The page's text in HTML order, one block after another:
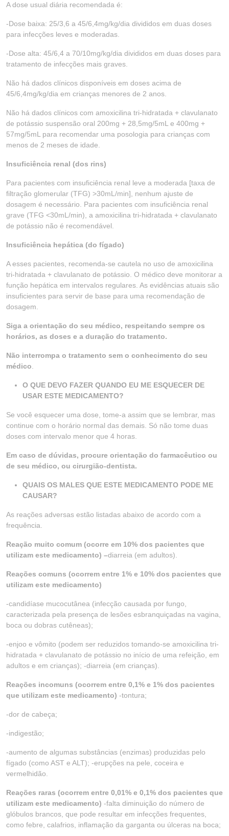
A dose usual diária recomendada é:
-Dose baixa: 25/3,6 a 45/6,4mg/kg/dia divididos em duas doses
para infecções leves e moderadas.
-Dose alta: 45/6,4 a 70/10mg/kg/dia divididos em duas doses para
tratamento de infecções mais graves.
Não há dados clínicos disponíveis em doses acima de
45/6,4mg/kg/dia em crianças menores de 2 anos.
Não há dados clínicos com amoxicilina tri-hidratada + clavulanato
de potássio suspensão oral 200mg + 28,5mg/5mL e 400mg +
57mg/5mL para recomendar uma posologia para crianças com
menos de 2 meses de idade.
Insuficiência renal (dos rins)
Para pacientes com insuficiência renal leve a moderada [taxa de
filtração glomerular (TFG) >30mL/min], nenhum ajuste de
dosagem é necessário. Para pacientes com insuficiência renal
grave (TFG <30mL/min), a amoxicilina tri-hidratada + clavulanato
de potássio não é recomendável.
Insuficiência hepática (do fígado)
A esses pacientes, recomenda-se cautela no uso de amoxicilina
tri-hidratada + clavulanato de potássio. O médico deve monitorar a
função hepática em intervalos regulares. As evidências atuais são
insuficientes para servir de base para uma recomendação de
dosagem.
Siga a orientação do seu médico, respeitando sempre os
horários, as doses e a duração do tratamento.
Não interrompa o tratamento sem o conhecimento do seu
médico
O QUE DEVO FAZER QUANDO EU ME ESQUECER DE
USAR ESTE MEDICAMENTO?
Se você esquecer uma dose, tome-a assim que se lembrar, mas
continue com o horário normal das demais. Só não tome duas
doses com intervalo menor que 4 horas.
Em caso de dúvidas, procure orientação do farmacêutico ou
de seu médico, ou cirurgião-dentista.
QUAIS OS MALES QUE ESTE MEDICAMENTO PODE ME
CAUSAR?
As reações adversas estão listadas abaixo de acordo com a
frequência.
Reação muito comum (ocorre em 10% dos pacientes que
utilizam este medicamento) –diarreia (em adultos).
Reações comuns (ocorrem entre 1% e 10% dos pacientes que
utilizam este medicamento)
-candidíase mucocutânea (infecção causada por fungo,
caracterizada pela presença de lesões esbranquiçadas na vagina,
boca ou dobras cutêneas);
-enjoo e vômito (podem ser reduzidos tomando-se amoxicilina tri-
hidratada + clavulanato de potássio no início de uma refeição, em
adultos e em crianças); -diarreia (em crianças).
Reações incomuns (ocorrem entre 0,1% e 1% dos pacientes
que utilizam este medicamento) -tontura;
-dor de cabeça;
-indigestão;
-aumento de algumas substâncias (enzimas) produzidas pelo
fígado (como AST e ALT); -erupções na pele, coceira e
vermelhidão.
Reações raras (ocorrem entre 0,01% e 0,1% dos pacientes que
utilizam este medicamento) -falta diminuição do número de
glóbulos brancos, que pode resultar em infecções frequentes,
como febre, calafrios, inflamação da garganta ou úlceras na boca;